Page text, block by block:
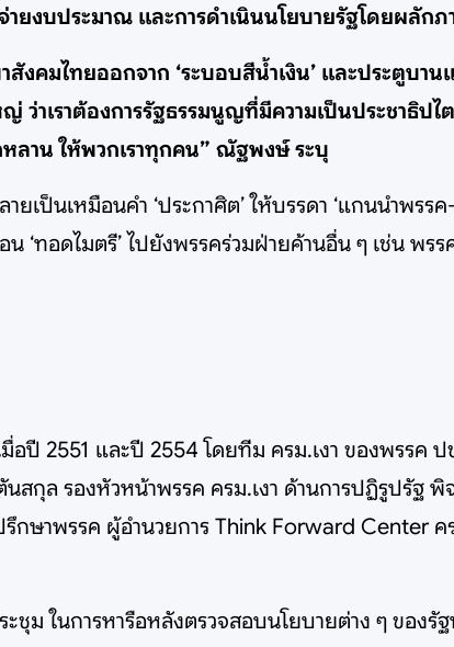
ยงบประมาณ และการดำเนินนโยบายรัฐโดยผลักภ
สังคมไทยออกจาก ‘ระบอบสีน้ำเงิน’ และประตูบ
เราต้องการรัฐธรรมนูญที่มีความเป็นประชาธิปไต
ลาน ให้พวกเราทุกคน” ณัฐพงษ์ ระบุ
เป็นเหมือนคำ ‘ประกาศิต’ ให้บรรดา ‘แกนนำพร
‘ทอดไมตรี’ ไปยังพรรคร่วมฝ่ายค้านอื่น ๆ เช่น พร
อปี 2551 และปี 2554 โดยทีม ครม.เงา ของพรรค
รองหัวหน้าพรรค ครม.เงา ด้านการปฏิรูปรัฐ พิจ
กษาพรรค ผู้อำนวยการ Think Forward Center
ชุม ในการหารือหลังตรวจสอบนโยบายต่าง ๆ ของ